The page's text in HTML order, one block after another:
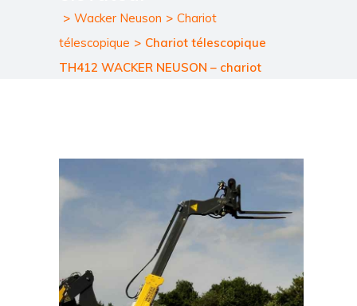
Wacker Neuson
Chariot
télescopique
Chariot télescopique
TH412 WACKER NEUSON – chariot